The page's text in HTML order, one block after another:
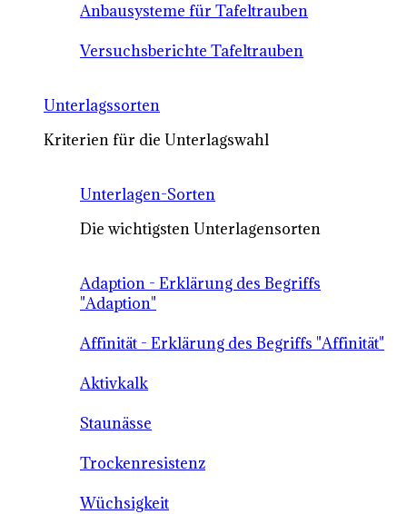
Anbausysteme für Tafeltrauben
Versuchsberichte Tafeltrauben
Unterlagssorten
Kriterien für die Unterlagswahl
Unterlagen-Sorten
Die wichtigsten Unterlagensorten
Adaption - Erklärung des Begriffs
"Adaption"
Affinität - Erklärung des Begriffs "Affinität"
Aktivkalk
Staunässe
Trockenresistenz
Wüchsigkeit